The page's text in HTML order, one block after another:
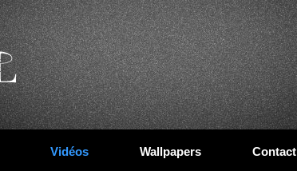
Vidéos Wallpapers Contact